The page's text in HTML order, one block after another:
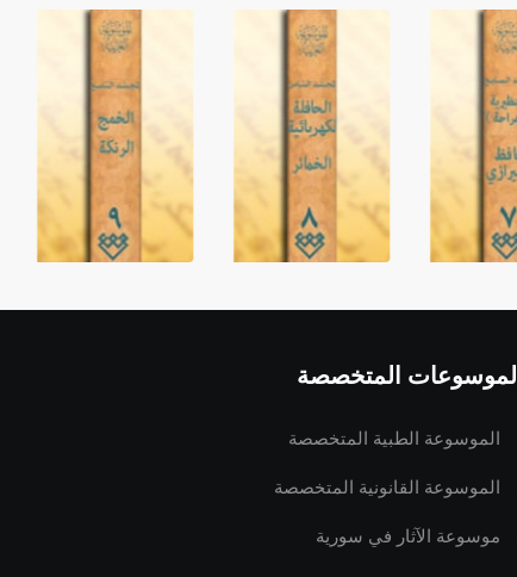
الموسوعات المتخصصة
الموسوعة الطبية المتخصصة
الموسوعة القانونية المتخصصة
موسوعة الآثار في سورية